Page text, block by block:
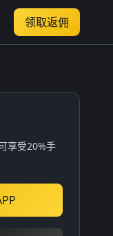
领取返佣
享受20%手